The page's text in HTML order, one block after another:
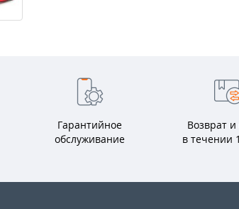
Гарантийное
обслуживание
Возврат
в течении